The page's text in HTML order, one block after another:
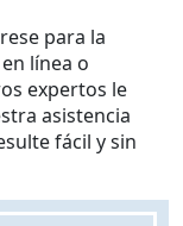
para la
línea o
expertos le
asistencia
fácil y sin